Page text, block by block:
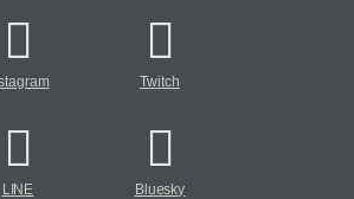
Twitch
LINE Bluesky